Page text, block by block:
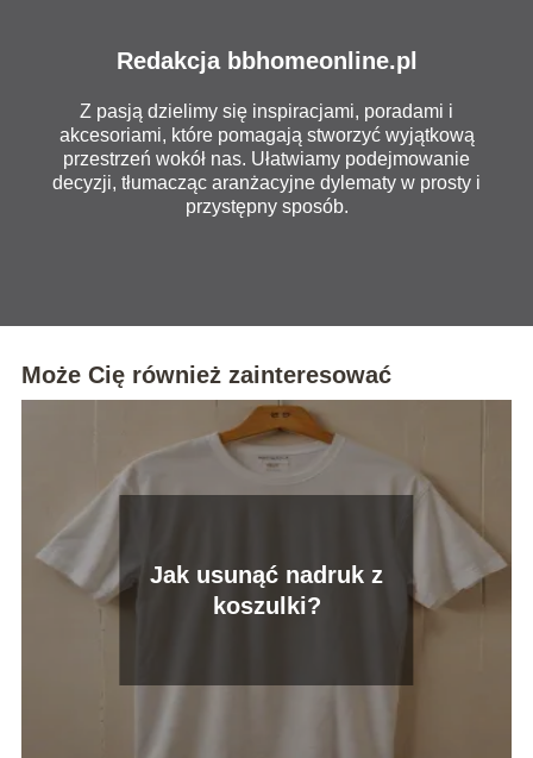
Redakcja bbhomeonline.pl
Z pasją dzielimy się inspiracjami, poradami i
akcesoriami, które pomagają stworzyć wyjątkową
przestrzeń wokół nas. Ułatwiamy podejmowanie
decyzji, tłumacząc aranżacyjne dylematy w prosty i
przystępny sposób.
Może Cię również zainteresować
Jak usunąć nadruk z
koszulki?